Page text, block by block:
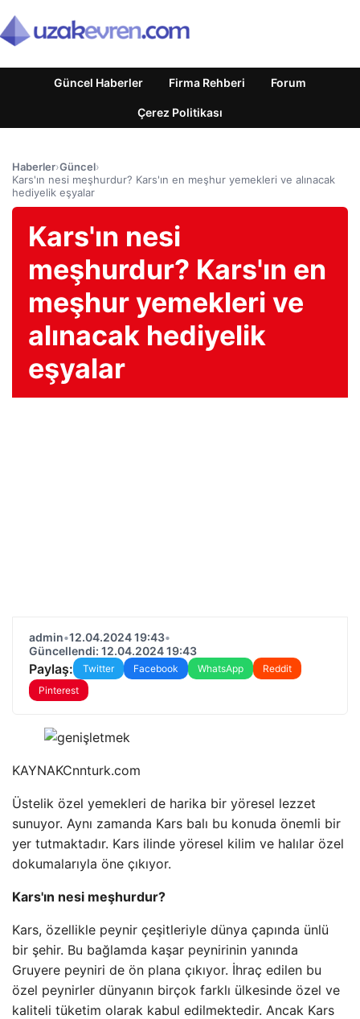
Güncel Haberler Firma Rehberi Forum
Çerez Politikası
Haberler›Güncel›
Kars'ın nesi meşhurdur? Kars'ın en meşhur yemekleri ve alınacak
hediyelik eşyalar
Kars'ın nesi
meşhurdur? Kars'ın en
meşhur yemekleri ve
alınacak hediyelik
eşyalar
admin•12.04.2024 19:43•
Güncellendi: 12.04.2024 19:43
Paylaş: Twitter Facebook WhatsApp
Reddit
Pinterest
KAYNAKCnnturk.com
Üstelik özel yemekleri de harika bir yöresel lezzet
sunuyor. Aynı zamanda Kars balı bu konuda önemli bir
yer tutmaktadır. Kars ilinde yöresel kilim ve halılar özel
dokumalarıyla öne çıkıyor.
Kars'ın nesi meşhurdur?
Kars, özellikle peynir çeşitleriyle dünya çapında ünlü
bir şehir. Bu bağlamda kaşar peynirinin yanında
Gruyere peyniri de ön plana çıkıyor. İhraç edilen bu
özel peynirler dünyanın birçok farklı ülkesinde özel ve
kaliteli tüketim olarak kabul edilmektedir. Ancak Kars